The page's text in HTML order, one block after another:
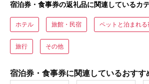
宿泊券・食事券の返礼品に関連しているカ
ホテル 旅館・民宿 ペットと泊まれる
旅行 その他
宿泊券・食事券に関連しているおすす